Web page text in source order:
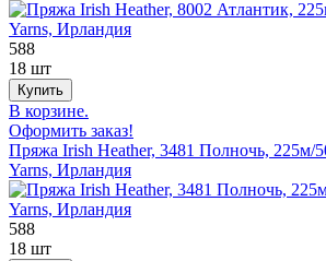
588
18 шт
В корзине.
Оформить заказ!
Пряжа Irish Heather, 3481 Полночь, 225м/
Yarns, Ирландия
588
18 шт